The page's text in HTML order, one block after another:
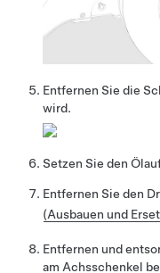
Entfernen Sie die
wird.
Setzen Sie den
Entfernen Sie den
(Ausbauen und
Entfernen und
am Achsschenkel